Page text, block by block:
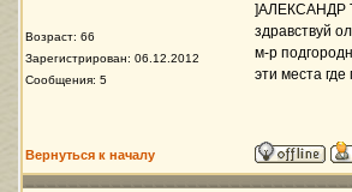
Возраст: 66
Зарегистрирован: 06.12.2012
Сообщения: 5
]АЛЕКСАНДР
здравствуй
м-р
эти места
Вернуться к началу